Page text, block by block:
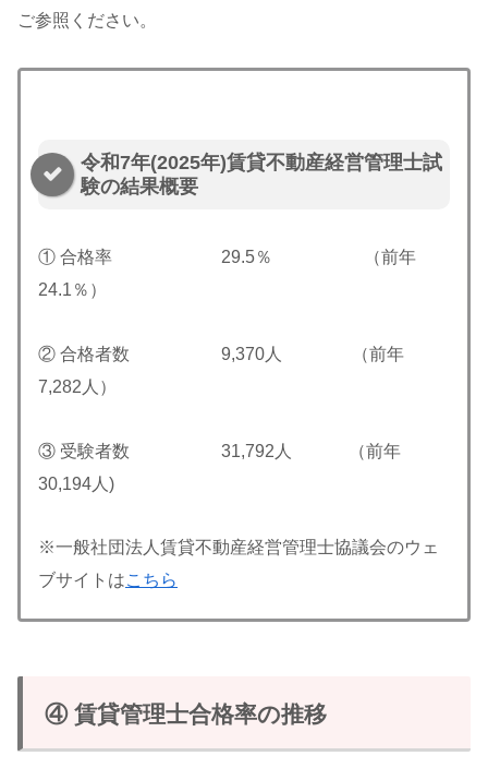
ご参照ください。
令和7年(2025年)賃貸不動産経営管理士試
験の結果概要
① 合格率 29.5％ （前年
24.1％）
② 合格者数 9,370人 （前年
7,282人）
③ 受験者数 31,792人 （前年
30,194人)
※一般社団法人賃貸不動産経営管理士協議会のウェ
ブサイトはこちら
④ 賃貸管理士合格率の推移